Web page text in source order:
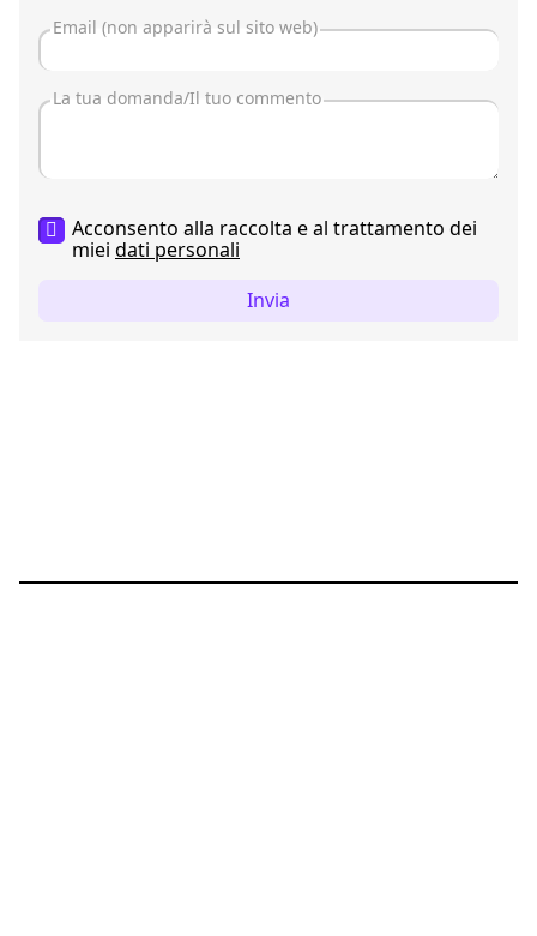
Acconsento alla raccolta e al trattamento dei
miei dati personali
Invia